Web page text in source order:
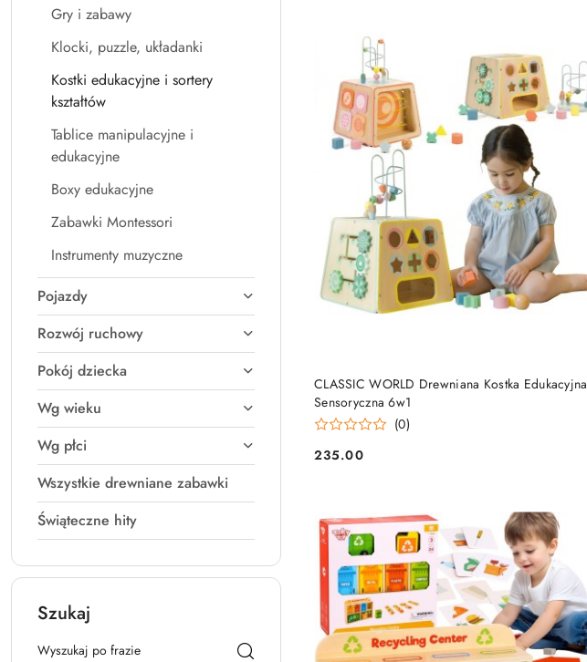
Gry i zabawy
Klocki, puzzle, układanki
Kostki edukacyjne i sortery
kształtów
Tablice manipulacyjne i
edukacyjne
Boxy edukacyjne
Zabawki Montessori
Instrumenty muzyczne
Pojazdy
Rozwój ruchowy
Pokój dziecka
Wg wieku
Wg płci
Wszystkie drewniane zabawki
Świąteczne hity
Szukaj
CLASSIC WORLD Drewniana Kostka Edukacyjna
Sensoryczna 6w1
(0)
Cena:
235.00
DO KOSZYKA